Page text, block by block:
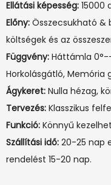
Ellátási képesség: 15000
Előny: Összecsukható &
költségek és az
Függvény: Háttámla
Horkolásgátló, Memória
Ágykeret: Nulla hézag,
Tervezés: Klasszikus
Funkció: Könnyű
Szállítási idő: 20-25 nap
rendelést 15-20 nap.